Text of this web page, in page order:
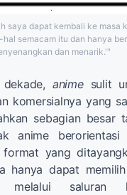
saya dapat kembali ke masa
semacam itu dan hanya
dan menarik.'"
animesulit
komersialnya yang
sebagian besar
anime berorientasi
yang
hanya dapat memilih
melalui saluran